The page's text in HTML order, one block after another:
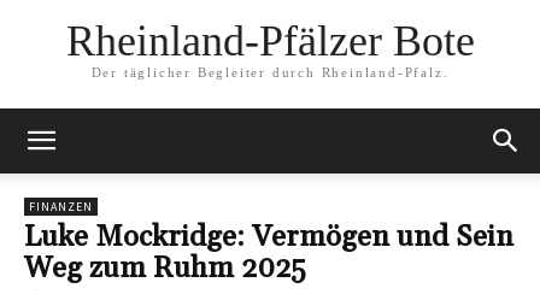
Rheinland-Pfälzer Bote
Der täglicher Begleiter durch Rheinland-Pfalz.
FINANZEN
Luke Mockridge: Vermögen und Sein
Weg zum Ruhm 2025